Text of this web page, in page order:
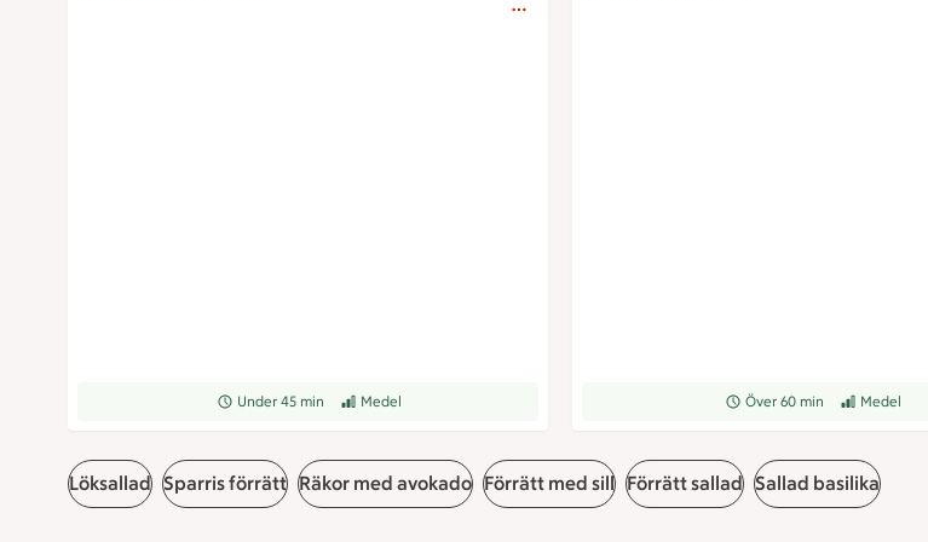
Receptet tar Under 45 min att tillaga
Under 45 min Receptet har Medel svårighetsgrad
Medel Receptet tar Över 60 min att
Över 60 min Receptet har
Medel
Löksallad Sparris förrätt Räkor med avokado Förrätt med sill Förrätt sallad Sallad basilika